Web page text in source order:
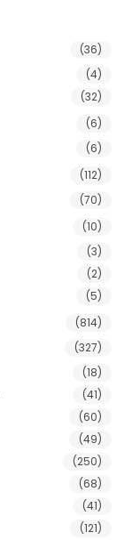
(36)
(4)
(32)
(6)
(6)
(112)
(70)
(10)
(3)
(2)
(5)
(814)
(327)
(18)
(41)
(60)
(49)
(250)
(68)
(41)
(121)